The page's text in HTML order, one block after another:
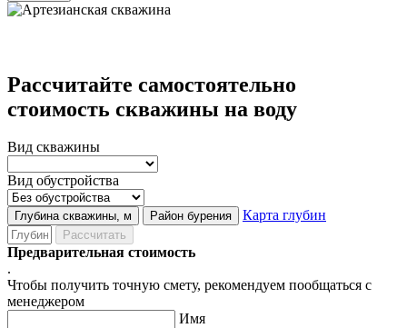
Рассчитайте самостоятельно
стоимость скважины на воду
Вид скважины
Вид обустройства
Глубина скважины, м Район бурения Карта глубин
Рассчитать
Предварительная стоимость
.
Чтобы получить точную смету, рекомендуем пообщаться с
менеджером
Имя